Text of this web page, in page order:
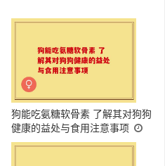
狗能吃氨糖软骨素 了解其对狗狗
健康的益处与食用注意事项
2025-05-09